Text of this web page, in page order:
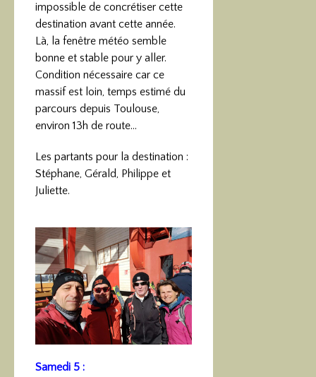
impossible de concrétiser cette
destination avant cette année.
Là, la fenêtre météo semble
bonne et stable pour y aller.
Condition nécessaire car ce
massif est loin, temps estimé du
parcours depuis Toulouse,
environ 13h de route…
Les partants pour la destination :
Stéphane, Gérald, Philippe et
Juliette.
Samedi 5 :